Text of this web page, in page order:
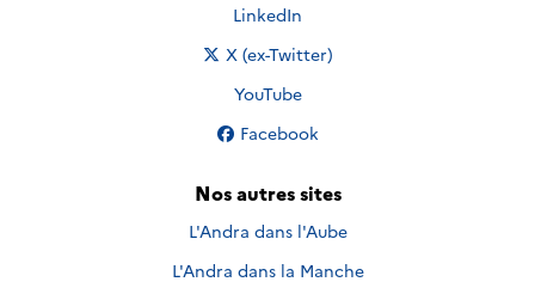
Nous suivre sur
LinkedIn
Nous suivre sur
X (ex-Twitter)
Nous suivre sur
YouTube
Nous suivre sur
Facebook
Nos autres sites
L'Andra dans l'Aube
L'Andra dans la Manche